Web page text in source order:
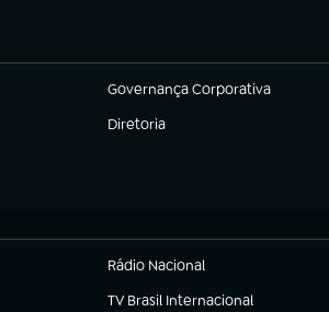
Governança Corporativa
(abre em nova aba)
Diretoria
(abre em nova aba)
Rádio Nacional
(abre em nova aba)
TV Brasil Internacional
(abre em nova aba)